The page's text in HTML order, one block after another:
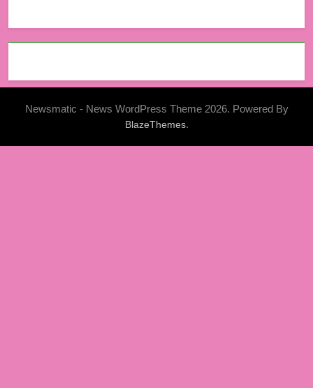
Newsmatic - News WordPress Theme 2026. Powered By
BlazeThemes.